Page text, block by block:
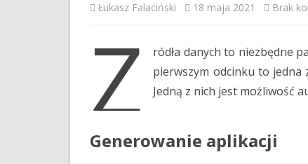
Łukasz Falaciński 18 maja 2021 Brak
Ź
ródła danych to niezbędne
pierwszym odcinku to jedna
Jedną z nich jest możliwość
Generowanie aplikacji